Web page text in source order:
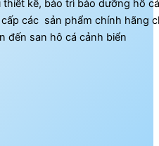
kế, bảo trì bảo dưỡng hồ
các sản phẩm chính hãng
đến san hô cá cảnh biển